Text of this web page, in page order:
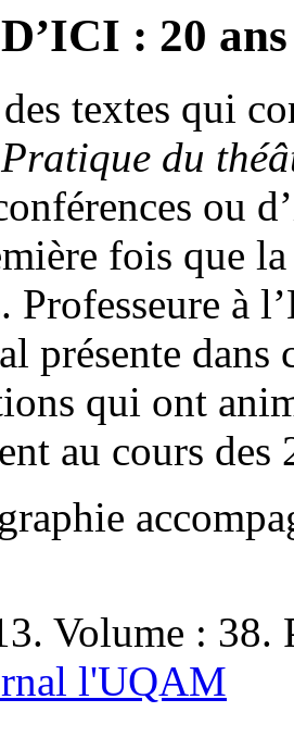
: 20
textes qui
du
ou
fois que
Professeure à
présente dans
qui ont
au cours
Volume : 38.
l'UQAM